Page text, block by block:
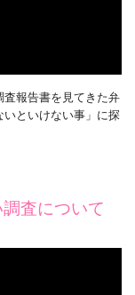
査報告書を見てきた弁
といけない事」に探
査について